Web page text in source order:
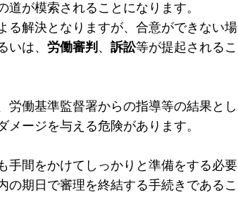
が模索されることになります。
る解決となりますが、合意ができない場
いは、 労働審判 、 訴訟等が提起されるこ
労働基準監督署からの指導等の結果とし
ージを与える危険があります。
手間をかけてしっかりと準備をする必要
の期日で審理を終結する手続きであるこ